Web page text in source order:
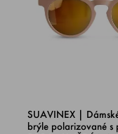
SUAVINEX |
brýle polarizované s